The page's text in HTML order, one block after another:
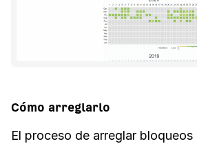
Cómo arreglarlo
El proceso de arreglar